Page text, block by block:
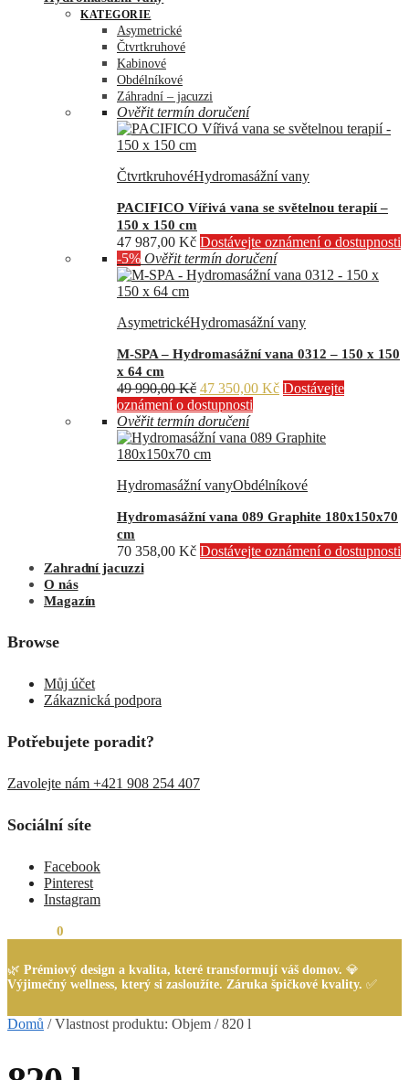
KATEGORIE
Asymetrické
Čtvrtkruhové
Kabinové
Obdélníkové
Záhradní – jacuzzi
Ověřit termín doručení
ČtvrtkruhovéHydromasážní vany
PACIFICO Vířivá vana se světelnou terapií –
150 x 150 cm
47 987,00 Kč Dostávejte oznámení o dostupnosti
-5% Ověřit termín doručení
AsymetrickéHydromasážní vany
M-SPA – Hydromasážní vana 0312 – 150 x 150
x 64 cm
49 990,00Kč Původní
cena
byla:
49
990,00 Kč.
47 350,00 KčAktuální
47
Dostávejte
oznámení o dostupnosti
Ověřit termín doručení
Hydromasážní vanyObdélníkové
Hydromasážní vana 089 Graphite 180x150x70
cm
70 358,00 Kč Dostávejte oznámení o dostupnosti
Zahradní jacuzzi
O nás
Magazín
Browse
Můj účet
Zákaznická podpora
Potřebujete poradit?
Zavolejte nám +421 908 254 407
Sociální síte
Facebook
Pinterest
Instagram
0
🌿 Prémiový design a kvalita, které transformují váš domov. 💎
Výjimečný wellness, který si zasloužíte. Záruka špičkové kvality. ✅
Domů /Vlastnost produktu: Objem /820 l